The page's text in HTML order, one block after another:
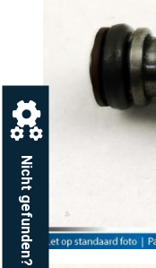
Nicht gefunden?